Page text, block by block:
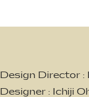
Design Director :
Designer : Ichiji